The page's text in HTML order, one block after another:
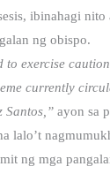
ibinahagi nito
ng obispo.
to exercise
currently
Santos,” ayon sa
lalo’t
ng mga